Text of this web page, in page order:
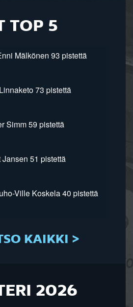
TOP 5
Mälkönen 93 pistettä
73 pistettä
Simm 59 pistettä
51 pistettä
Ville Koskela 40 pistettä
KAIKKI >
2026